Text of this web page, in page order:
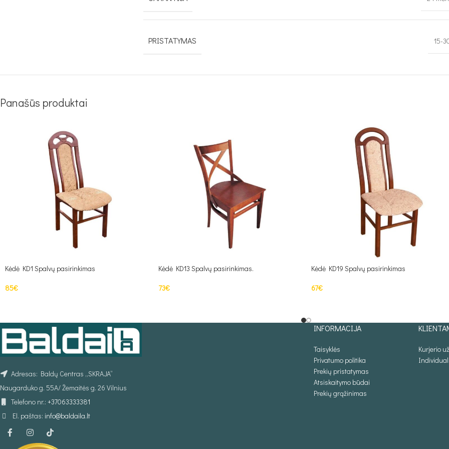
PRISTATYMAS 15-
Panašūs produktai
Kėdė KD1 Spalvų pasirinkimas
85€
Kėdė KD13 Spalvų pasirinkimas.
73€
Kėdė KD19 Spalvų pasirinkimas
67€
Adresas: Baldų Centras „SKRAJA“
Naugarduko g. 55A/ Žemaitės g. 26 Vilnius
Telefono nr.: +37063333381
El. paštas: info@baldaila.lt
INFORMACIJA
Taisyklės
Privatumo politika
Prekių pristatymas
Atsiskaitymo būdai
Prekių grąžinimas
Kurjerio